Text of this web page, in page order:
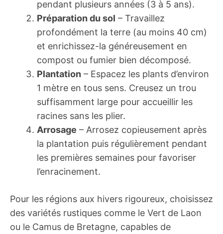
pendant plusieurs années (3 à 5 ans).
Préparation du sol – Travaillez
profondément la terre (au moins 40 cm)
et enrichissez-la généreusement en
compost ou fumier bien décomposé.
Plantation – Espacez les plants d’environ
1 mètre en tous sens. Creusez un trou
suffisamment large pour accueillir les
racines sans les plier.
Arrosage – Arrosez copieusement après
la plantation puis régulièrement pendant
les premières semaines pour favoriser
l’enracinement.
Pour les régions aux hivers rigoureux, choisissez
des variétés rustiques comme le Vert de Laon
ou le Camus de Bretagne, capables de